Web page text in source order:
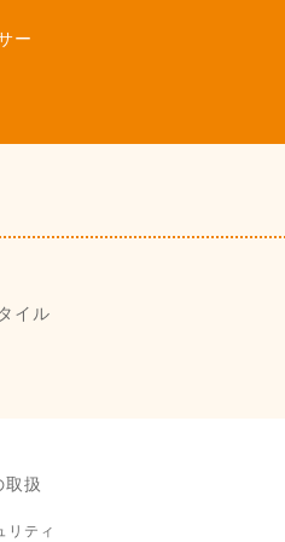
ー
イル
取扱
リティ